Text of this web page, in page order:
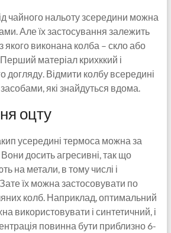
чайного нальоту зсередини можна
Але їх застосування залежить
якого виконана колба – скло або
матеріал крихккий і
догляду. Відмити колбу всередині
які знайдуться вдома.
оцту
усередині термоса можна за
досить агресивні, так що
на метали, в тому числі і
їх можна застосовувати по
колб. Наприклад, оптимальний
використовувати і синтетичний, і
повинна бути приблизно 6-